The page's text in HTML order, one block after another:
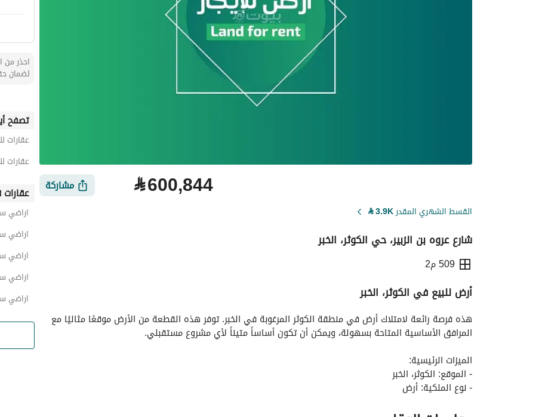
⃁600,844 مشاركة
القسط الشهري المقدر3.9K
⃁
شارع عروه بن الزبير، حي الكوثر، الخبر
509 م2
التفاصيل
أرض للبيع في الكوثر، الخبر
المرافق الأساسية المتاحة بسهولة، ويمكن أن تكون أساساً متيناً لأي مشروع مستقبلي.
الميزات الرئيسية:
- الموقع: الكوثر، الخبر
- نوع الملكية: أرض
احذر من
لضمان
تصفح
عقارات
عقارات
اراضي
اراضي
اراضي
اراضي
اراضي